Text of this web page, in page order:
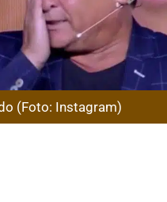
(Foto: Instagram)